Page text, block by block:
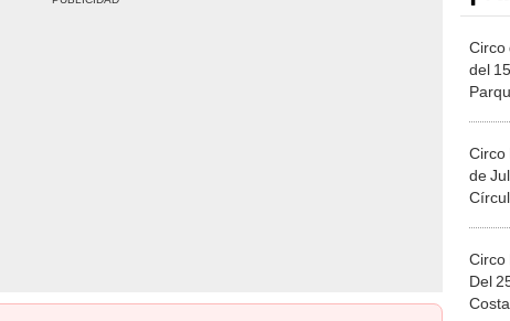
Circo
del
Miguel
de
Circo
Del